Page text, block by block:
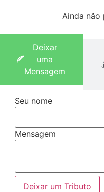
Ainda não
Deixar
uma
Mensagem
Seu nome
Mensagem
Deixar um Tributo